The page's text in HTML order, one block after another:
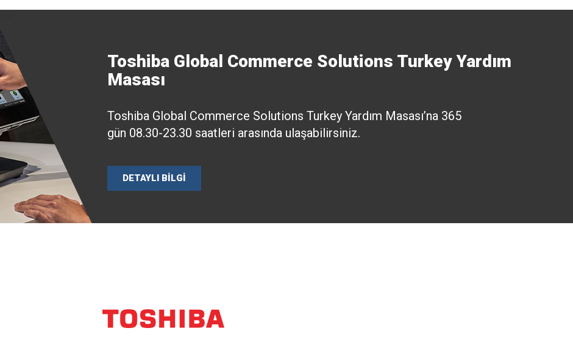
Toshiba Global Commerce Solutions Turkey Yardım
Masası
Toshiba Global Commerce Solutions Turkey Yardım Masası’na 365
gün 08.30-23.30 saatleri arasında ulaşabilirsiniz.
DETAYLI BİLGİ